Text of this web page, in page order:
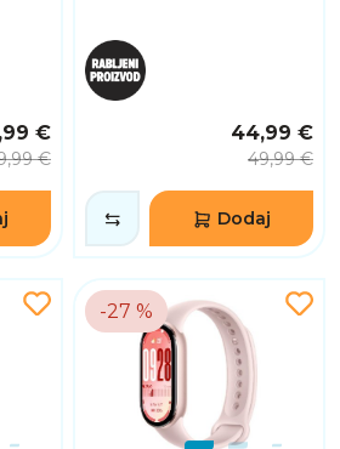
€
€
44,99 €
49,99 €
Dodaj
-27 %